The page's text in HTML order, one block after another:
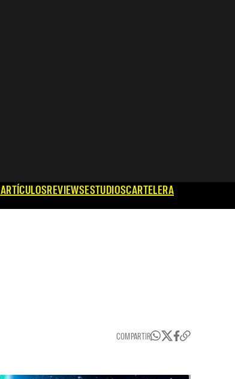
ARTÍCULOSREVIEWSESTUDIOSCARTELERA
COMPARTIR